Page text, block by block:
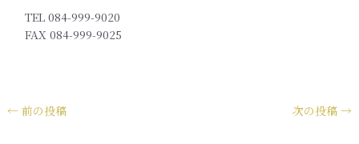
TEL 084-999-9020
FAX 084-999-9025
← 前の投稿 次の投稿 →